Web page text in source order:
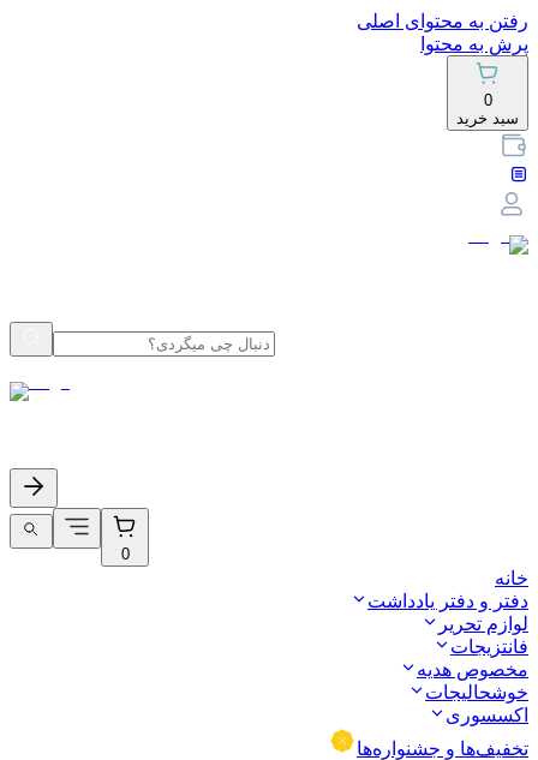
رفتن به محتوای اصلی
پرش به محتوا
0
سبد خرید
0
خانه
دفتر و دفتر یادداشت
لوازم تحریر
فانتزیجات
مخصوص هدیه
خوشحالیجات
اکسسوری
تخفیف‌ها و جشنواره‌ها